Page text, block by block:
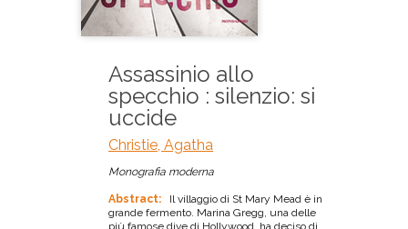
Assassinio allo
specchio : silenzio: si
uccide
Christie, Agatha
Monografia moderna
Abstract:
Il villaggio di St Mary Mead è in
grande fermento. Marina Gregg, una delle